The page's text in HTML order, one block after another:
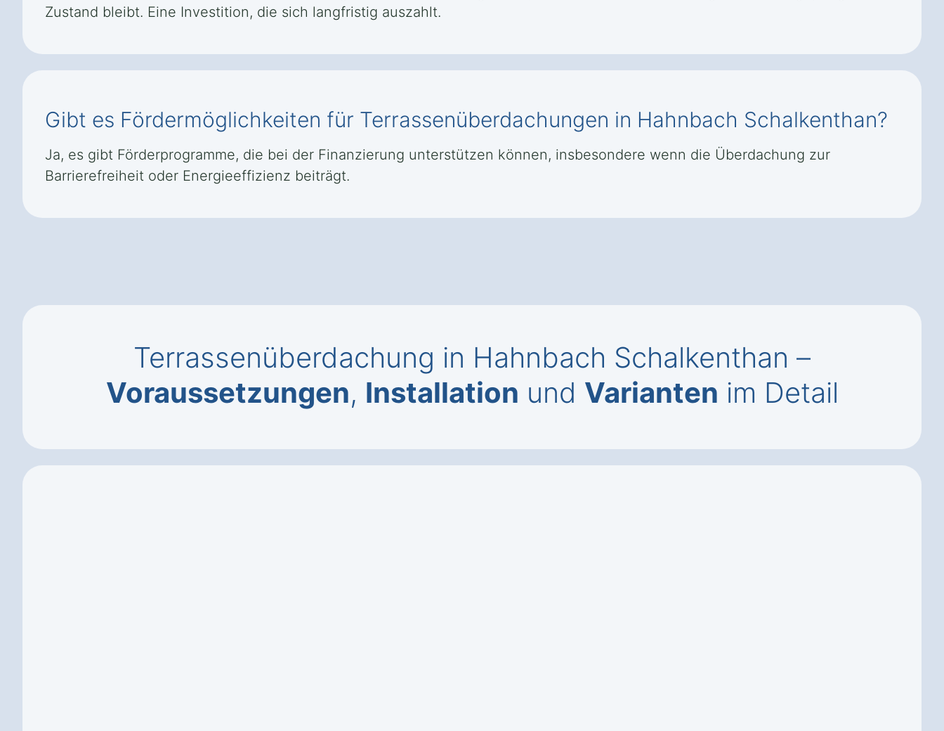
Zustand bleibt. Eine Investition, die sich langfristig auszahlt.
Gibt es Fördermöglichkeiten für Terrassenüberdachungen in Hahnbach Schalkenthan?
Ja, es gibt Förderprogramme, die bei der Finanzierung unterstützen können, insbesondere wenn die Überdachung zur
Barrierefreiheit oder Energieeffizienz beiträgt.
Terrassenüberdachung in Hahnbach Schalkenthan –
Voraussetzungen, Installation und Varianten im Detail